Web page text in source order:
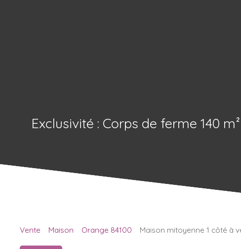
Exclusivité : Corps de ferme 140
Vente Maison Orange 84100 Maison mitoyenne 1 côté à